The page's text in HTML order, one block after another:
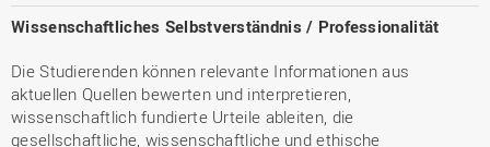
Wissenschaftliches Selbstverständnis / Professionalität
Die Studierenden können relevante Informationen aus
aktuellen Quellen bewerten und interpretieren,
wissenschaftlich fundierte Urteile ableiten, die
gesellschaftliche, wissenschaftliche und ethische